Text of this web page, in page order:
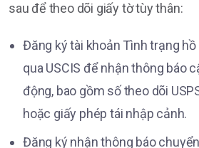
sau để theo dõi giấy tờ tùy thân:
Đăng ký tài khoản Tình trạng
qua USCIS để nhận thông báo
động, bao gồm số theo dõi
hoặc giấy phép tái nhập cảnh.
Đăng ký nhận thông báo